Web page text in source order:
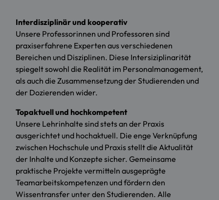
Interdisziplinär und kooperativ
Unsere Professorinnen und Professoren sind
praxiserfahrene Experten aus verschiedenen
Bereichen und Disziplinen. Diese Intersiziplinarität
spiegelt sowohl die Realität im Personalmanagement,
als auch die Zusammensetzung der Studierenden und
der Dozierenden wider.
Topaktuell und hochkompetent
Unsere Lehrinhalte sind stets an der Praxis
ausgerichtet und hochaktuell. Die enge Verknüpfung
zwischen Hochschule und Praxis stellt die Aktualität
der Inhalte und Konzepte sicher. Gemeinsame
praktische Projekte vermitteln ausgeprägte
Teamarbeitskompetenzen und fördern den
Wissentransfer unter den Studierenden. Alle